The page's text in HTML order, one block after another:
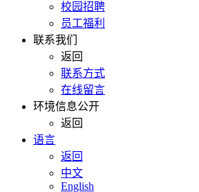
校园招聘
员工福利
联系我们
返回
联系方式
在线留言
环境信息公开
返回
语言
返回
中文
English